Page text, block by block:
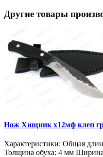
Другие товары
Нож Хищник х12мф клеп
Характеристики: Общая
Толщина обуха: 4 мм